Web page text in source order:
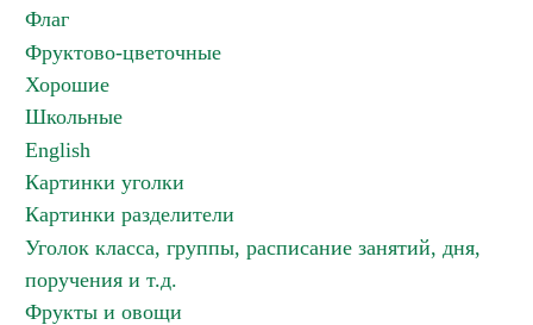
Флаг
Фруктово-цветочные
Хорошие
Школьные
English
Картинки уголки
Картинки разделители
Уголок класса, группы, расписание занятий, дня,
поручения и т.д.
Фрукты и овощи